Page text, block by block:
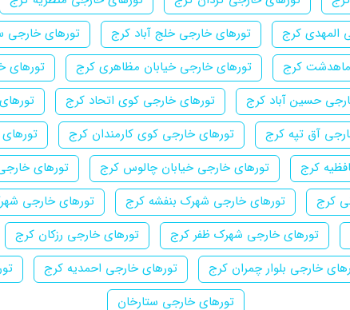
المهدی کرج تورهای خارجی خلج آباد کرج تورهای خارجی
کرج تورهای خارجی خیابان مظاهری کرج تورهای
حسین آباد کرج تورهای خارجی کوی اتحاد کرج
آق تپه کرج تورهای خارجی کوی کارمندان کرج
کرج تورهای خارجی خیابان چالوس کرج تورهای
کرج تورهای خارجی شهرک بنفشه کرج تورهای خارجی
تورهای خارجی شهرک ظفر کرج تورهای خارجی رزکان کرج
خارجی بلوار چمران کرج تورهای خارجی احمدیه کرج
تورهای خارجی ستارخان